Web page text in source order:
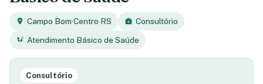
Campo Bom·Centro·RS
Consultório
Atendimento Básico de Saúde
Consultório